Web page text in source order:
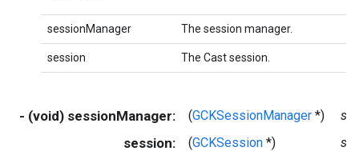
sessionManager The session manager.
session The Cast session.
- (void) sessionManager: (GCKSessionManager *)
session: (GCKSession *)